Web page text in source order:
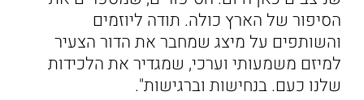
הסיפור של הארץ כולה. תודה ליוזמים
והשותפים על מיצג שמחבר את הדור הצעיר
למיזם משמעותי וערכי, שמגדיר את הלכידות
שלנו כעם. בנחישות וברגישות".